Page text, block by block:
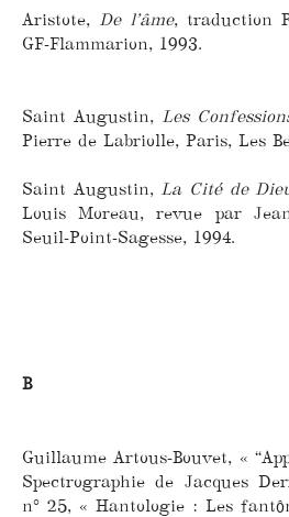
Aristote, De l’âme, traduction
GF-Flammarion, 1993.
Saint Augustin, Les
Pierre de Labriolle, Paris, Les
Saint Augustin, La Cité de
Louis Moreau, revue par
Seuil-Point-Sagesse, 1994.
B
Guillaume Artous-Bouvet, «
Spectrographie de Jacques
n° 25, « Hantologie : Les